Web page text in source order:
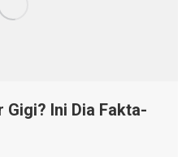
Gigi? Ini Dia Fakta-